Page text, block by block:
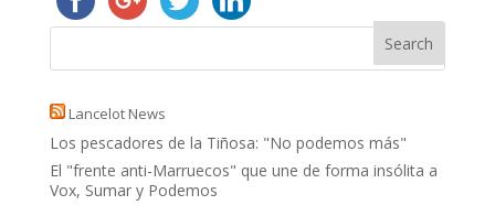
Lancelot News
Los pescadores de la Tiñosa: "No podemos más"
El "frente anti-Marruecos" que une de forma insólita a
Vox, Sumar y Podemos